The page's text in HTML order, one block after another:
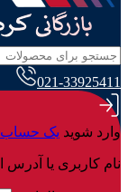
021-33925411
وارد شوید یک حساب
نام کاربری یا آدرس